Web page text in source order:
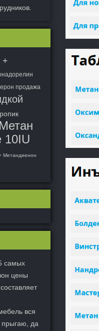
+
продажа
10IU
Метандиенон
самых
цены
вся
прыгаю, да